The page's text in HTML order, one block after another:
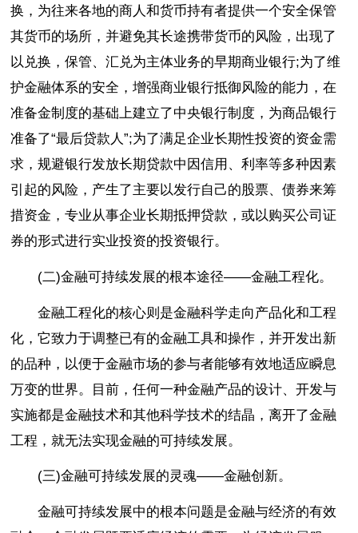
换，为往来各地的商人和货币持有者提供一个安全保管
其货币的场所，并避免其长途携带货币的风险，出现了
以兑换，保管、汇兑为主体业务的早期商业银行;为了维
护金融体系的安全，增强商业银行抵御风险的能力，在
准备金制度的基础上建立了中央银行制度，为商品银行
准备了“最后贷款人”;为了满足企业长期性投资的资金需
求，规避银行发放长期贷款中因信用、利率等多种因素
引起的风险，产生了主要以发行自己的股票、债券来筹
措资金，专业从事企业长期抵押贷款，或以购买公司证
券的形式进行实业投资的投资银行。
(二)金融可持续发展的根本途径――金融工程化。
金融工程化的核心则是金融科学走向产品化和工程
化，它致力于调整已有的金融工具和操作，并开发出新
的品种，以便于金融市场的参与者能够有效地适应瞬息
万变的世界。目前，任何一种金融产品的设计、开发与
实施都是金融技术和其他科学技术的结晶，离开了金融
工程，就无法实现金融的可持续发展。
(三)金融可持续发展的灵魂――金融创新。
金融可持续发展中的根本问题是金融与经济的有效